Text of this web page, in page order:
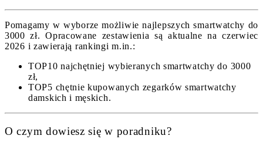
Pomagamy w wyborze możliwie najlepszych smartwatchy do
3000 zł. Opracowane zestawienia są aktualne na czerwiec
2026 i zawierają rankingi m.in.:
TOP10 najchętniej wybieranych smartwatchy do 3000
zł,
TOP5 chętnie kupowanych zegarków smartwatchy
damskich i męskich.
O czym dowiesz się w poradniku?